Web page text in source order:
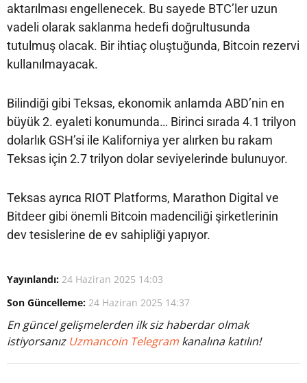
aktarılması engellenecek. Bu sayede BTC’ler uzun
vadeli olarak saklanma hedefi doğrultusunda
tutulmuş olacak. Bir ihtiaç oluştuğunda, Bitcoin rezervi
kullanılmayacak.
Bilindiği gibi Teksas, ekonomik anlamda ABD’nin en
büyük 2. eyaleti konumunda… Birinci sırada 4.1 trilyon
dolarlık GSH’si ile Kaliforniya yer alırken bu rakam
Teksas için 2.7 trilyon dolar seviyelerinde bulunuyor.
Teksas ayrıca RIOT Platforms, Marathon Digital ve
Bitdeer gibi önemli Bitcoin madenciliği şirketlerinin
dev tesislerine de ev sahipliği yapıyor.
Yayınlandı: 24 Haziran 2025 14:03
Son Güncelleme: 24 Haziran 2025 14:37
En güncel gelişmelerden ilk siz haberdar olmak
istiyorsanız Uzmancoin Telegram kanalına katılın!